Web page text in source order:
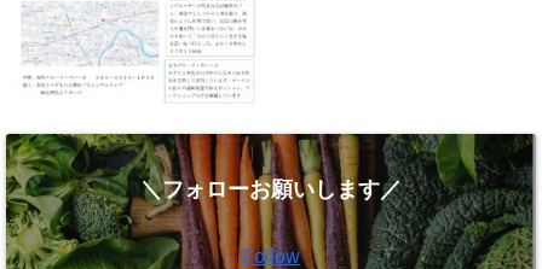
＼フォローお願いします／
Follow